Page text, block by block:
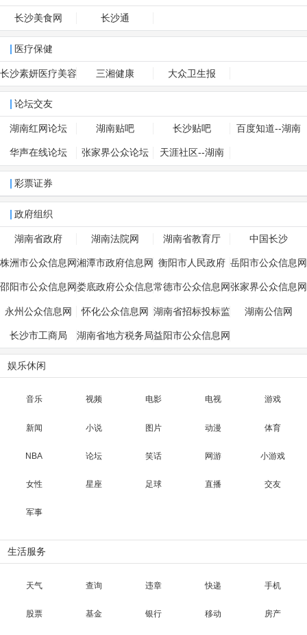
长沙美食网 长沙通
医疗保健
长沙素妍医疗美容 三湘健康 大众卫生报
论坛交友
湖南红网论坛 湖南贴吧 长沙贴吧 百度知道--湖南
华声在线论坛 张家界公众论坛 天涯社区--湖南
彩票证券
政府组织
湖南省政府 湖南法院网 湖南省教育厅 中国长沙
株洲市公众信息网 湘潭市政府信息网 衡阳市人民政府 岳阳市公众信息网
邵阳市公众信息网 娄底政府公众信息
网
常德市公众信息网 张家界公众信息网
永州公众信息网 怀化公众信息网 湖南省招标投标监
管网
湖南公信网
长沙市工商局 湖南省地方税务局益阳市公众信息网
娱乐休闲
音乐 视频 电影 电视 游戏
新闻 小说 图片 动漫 体育
NBA 论坛 笑话 网游 小游戏
女性 星座 足球 直播 交友
军事
生活服务
天气 查询 违章 快递 手机
股票 基金 银行 移动 房产